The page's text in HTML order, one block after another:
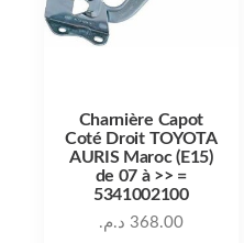
Charnière Capot
Coté Droit TOYOTA
AURIS Maroc (E15)
de 07 à >> =
5341002100
368.00 د.م.